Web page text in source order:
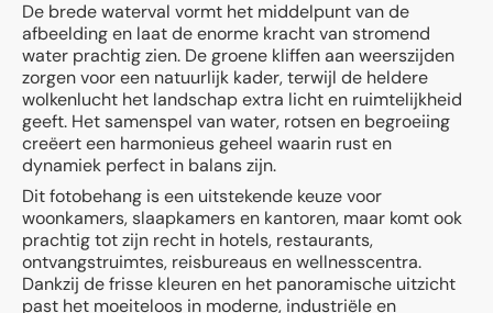
De brede waterval vormt het middelpunt van de
afbeelding en laat de enorme kracht van stromend
water prachtig zien. De groene kliffen aan weerszijden
zorgen voor een natuurlijk kader, terwijl de heldere
wolkenlucht het landschap extra licht en ruimtelijkheid
geeft. Het samenspel van water, rotsen en begroeiing
creëert een harmonieus geheel waarin rust en
dynamiek perfect in balans zijn.
Dit fotobehang is een uitstekende keuze voor
woonkamers, slaapkamers en kantoren, maar komt ook
prachtig tot zijn recht in hotels, restaurants,
ontvangstruimtes, reisbureaus en wellnesscentra.
Dankzij de frisse kleuren en het panoramische uitzicht
past het moeiteloos in moderne, industriële en